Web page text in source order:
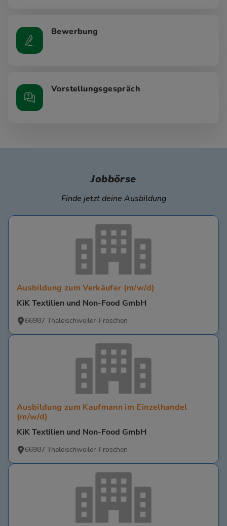
Bewerbung
Vorstellungsgespräch
Jobbörse
Finde jetzt deine Ausbildung
Ausbildung zum Verkäufer (m/w/d)
KiK Textilien und Non-Food GmbH
66987 Thaleischweiler-Fröschen
Ausbildung zum Kaufmann im Einzelhandel
(m/w/d)
KiK Textilien und Non-Food GmbH
66987 Thaleischweiler-Fröschen